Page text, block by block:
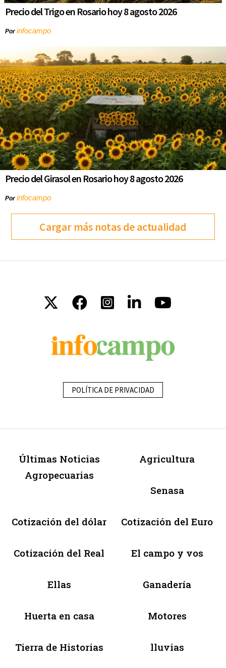
Precio del Trigo en Rosario hoy 8 agosto 2026
Porinfocampo
Precio del Girasol en Rosario hoy 8 agosto 2026
Porinfocampo
Cargar más notas de actualidad
POLÍTICA DE PRIVACIDAD
Últimas Noticias
Agropecuarias
Agricultura
Senasa
Cotización del dólar Cotización del Euro
Cotización del Real El campo y vos
Ellas Ganadería
Huerta en casa Motores
Tierra de Historias lluvias